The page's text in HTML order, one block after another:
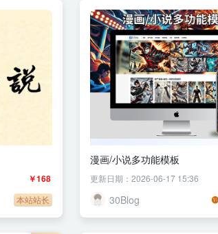
￥168
本站站长
漫画/小说多功能模板
更新日期：2026-06-17 15:36
30Blog